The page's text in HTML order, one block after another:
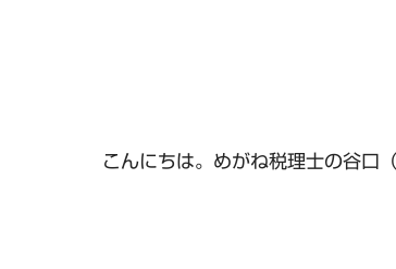
こんにちは。めがね税理士の谷口（